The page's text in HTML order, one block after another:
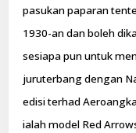
pasukan paparan
1930-an dan boleh
sesiapa pun untuk
juruterbang dengan
edisi terhad
ialah model Red